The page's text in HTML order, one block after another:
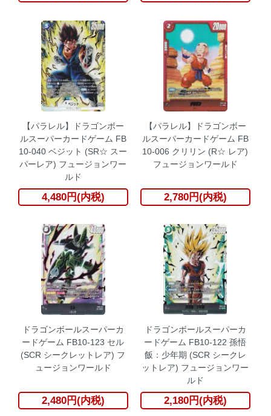
【パラレル】ドラゴンボー
ルスーパーカードゲーム FB
10-040 ベジット (SR☆ スー
パーレア) フュージョンワー
ルド
4,480円(内税)
【パラレル】ドラゴンボー
ルスーパーカードゲーム FB
10-006 クリリン (R☆ レア)
フュージョンワールド
2,780円(内税)
ドラゴンボールスーパーカ
ードゲーム FB10-123 セル
(SCR シークレットレア) フ
ュージョンワールド
2,480円(内税)
ドラゴンボールスーパーカ
ードゲーム FB10-122 孫悟
飯：少年期 (SCR シークレ
ットレア) フュージョンワー
ルド
2,180円(内税)